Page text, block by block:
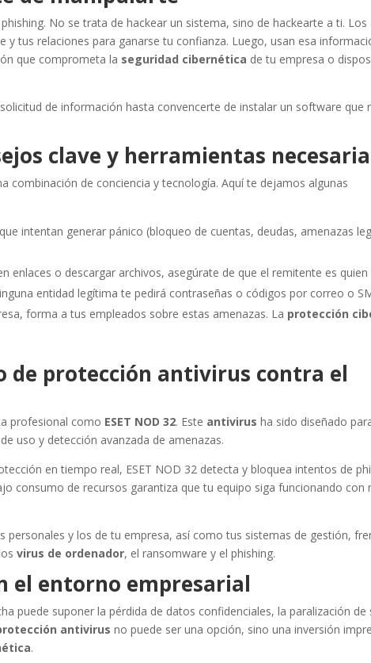
No se trata de hackear un sistema, sino de hackearte a ti.
tus relaciones para ganarse tu confianza. Luego, usan esa
que comprometa la seguridad cibernética de tu empresa o
de información hasta convencerte de instalar un software que
clave y herramientas
combinación de conciencia y tecnología. Aquí te dejamos algunas
intentan generar pánico (bloqueo de cuentas, deudas, amenazas
enlaces o descargar archivos, asegúrate de que el remitente es quien
entidad legítima te pedirá contraseñas o códigos por correo o
forma a tus empleados sobre estas amenazas. La protección
de protección antivirus contra el
profesional como ESET NOD 32. Este antivirus ha sido diseñado
uso y detección avanzada de amenazas.
en tiempo real, ESET NOD 32 detecta y bloquea intentos de
consumo de recursos garantiza que tu equipo siga funcionando con
personales y los de tu empresa, así como tus sistemas de gestión,
virus de ordenador, el ransomware y el phishing.
el entorno empresarial
puede suponer la pérdida de datos confidenciales, la paralización de
antivirus no puede ser una opción, sino una inversión
.